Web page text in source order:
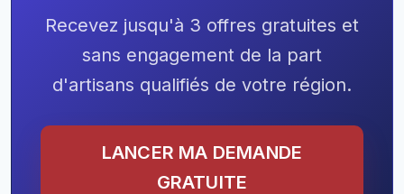
Recevez jusqu'à 3 offres gratuites et
sans engagement de la part
d'artisans qualifiés de votre région.
LANCER MA DEMANDE
GRATUITE